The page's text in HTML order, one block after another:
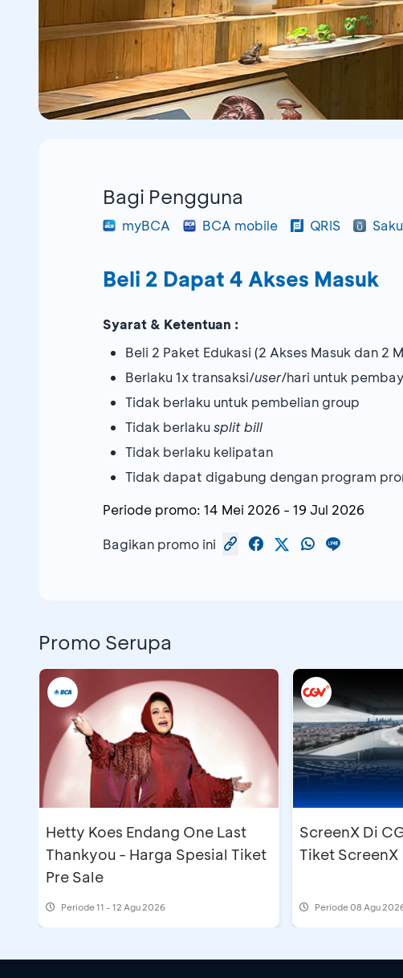
Bagi Pengguna
myBCA BCA mobile QRIS
Beli 2 Dapat 4 Akses Masuk
Syarat & Ketentuan :
Beli 2 Paket Edukasi (2 Akses Masuk dan
Berlaku 1x transaksi/user/hari untuk
Tidak berlaku untuk pembelian group
Tidak berlaku split bill
Tidak berlaku kelipatan
Tidak dapat digabung dengan program
Periode promo: 14 Mei 2026 - 19 Jul 2026
Bagikan promo ini
Promo Serupa
Hetty Koes Endang One Last
Thankyou - Harga Spesial Tiket
Pre Sale
Periode11 - 12 Agu 2026
ScreenX Di
Tiket ScreenX
Periode08 Agu